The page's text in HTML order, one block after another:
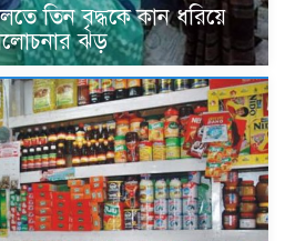
তিন বৃদ্ধকে কান ধরিয়ে
ঝড়